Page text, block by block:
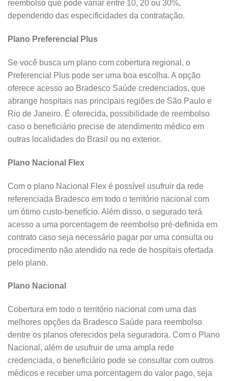
reembolso que pode variar entre 10, 20 ou 30%,
dependendo das especificidades da contratação.
Plano Preferencial Plus
Se você busca um plano com cobertura regional, o
Preferencial Plus pode ser uma boa escolha. A opção
oferece acesso ao Bradesco Saúde credenciados, que
abrange hospitais nas principais regiões de São Paulo e
Rio de Janeiro. É oferecida, possibilidade de reembolso
caso o beneficiário precise de atendimento médico em
outras localidades do Brasil ou no exterior.
Plano Nacional Flex
Com o plano Nacional Flex é possível usufruir da rede
referenciada Bradesco em todo o território nacional com
um ótimo custo-benefício. Além disso, o segurado terá
acesso a uma porcentagem de reembolso pré-definida em
contrato caso seja necessário pagar por uma consulta ou
procedimento não atendido na rede de hospitais ofertada
pelo plano.
Plano Nacional
Cobertura em todo o território nacional com uma das
melhores opções da Bradesco Saúde para reembolso
dentre os planos oferecidos pela seguradora. Com o Plano
Nacional, além de usufruir de uma ampla rede
credenciada, o beneficiário pode se consultar com outros
médicos e receber uma porcentagem do valor pago, seja